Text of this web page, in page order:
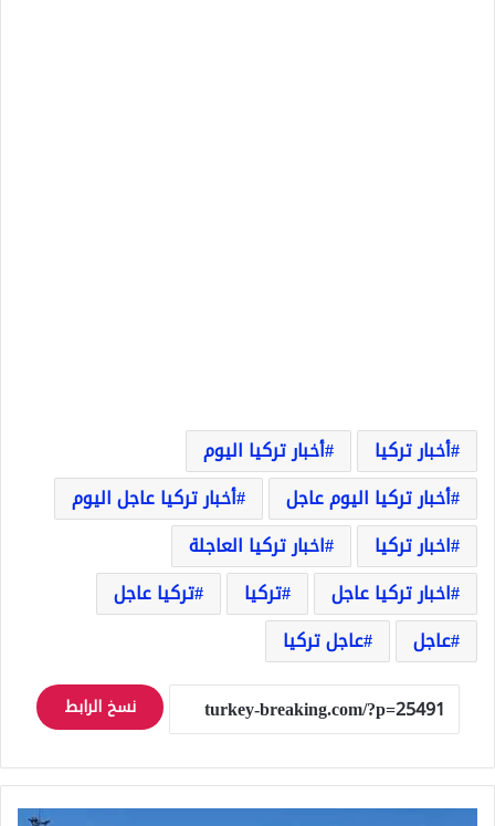
أخبار تركيا
أخبار تركيا اليوم
أخبار تركيا اليوم عاجل
أخبار تركيا عاجل اليوم
اخبار تركيا
اخبار تركيا العاجلة
اخبار تركيا عاجل
تركيا
تركيا عاجل
عاجل
عاجل تركيا
نسخ الرابط